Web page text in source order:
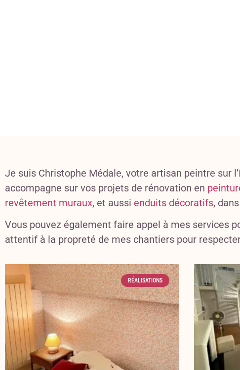
Je suis Christophe Médale, votre artisan peintre sur
accompagne sur vos projets de rénovation en
revêtement muraux, et aussi enduits décoratifs,
Vous pouvez également faire appel à mes services
attentif à la propreté de mes chantiers pour
RÉALISATIONS